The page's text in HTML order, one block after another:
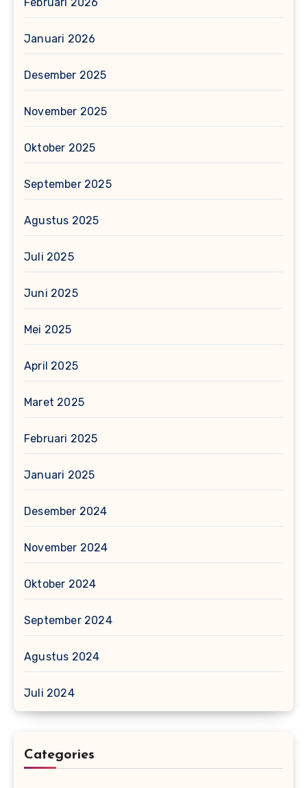
Januari 2026
Desember 2025
November 2025
Oktober 2025
September 2025
Agustus 2025
Juli 2025
Juni 2025
Mei 2025
April 2025
Maret 2025
Februari 2025
Januari 2025
Desember 2024
November 2024
Oktober 2024
September 2024
Agustus 2024
Juli 2024
Categories